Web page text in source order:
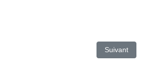
rencontre Article
Suivant